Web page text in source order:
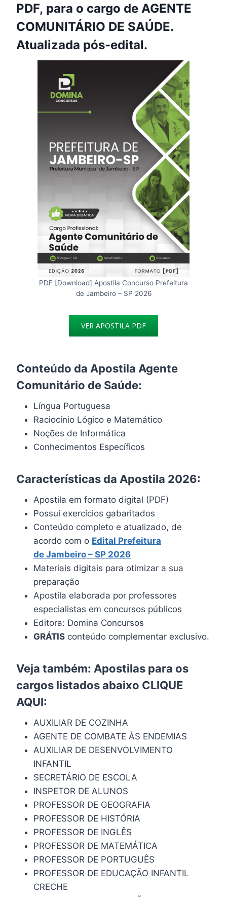
PDF, para o cargo de AGENTE
COMUNITÁRIO DE SAÚDE.
Atualizada pós-edital.
PDF [Download] Apostila Concurso Prefeitura
de Jambeiro – SP 2026
VER APOSTILA PDF
Conteúdo da Apostila Agente
Comunitário de Saúde:
Língua Portuguesa
Raciocínio Lógico e Matemático
Noções de Informática
Conhecimentos Específicos
Características da Apostila 2026:
Apostila em formato digital (PDF)
Possui exercícios gabaritados
Conteúdo completo e atualizado, de
acordo com o Edital Prefeitura
de Jambeiro – SP 2026
Materiais digitais para otimizar a sua
preparação
Apostila elaborada por professores
especialistas em concursos públicos
Editora: Domina Concursos
GRÁTIS conteúdo complementar exclusivo.
Veja também: Apostilas para os
cargos listados abaixo CLIQUE
AQUI:
AUXILIAR DE COZINHA
AGENTE DE COMBATE ÀS ENDEMIAS
AUXILIAR DE DESENVOLVIMENTO
INFANTIL
SECRETÁRIO DE ESCOLA
INSPETOR DE ALUNOS
PROFESSOR DE GEOGRAFIA
PROFESSOR DE HISTÓRIA
PROFESSOR DE INGLÊS
PROFESSOR DE MATEMÁTICA
PROFESSOR DE PORTUGUÊS
PROFESSOR DE EDUCAÇÃO INFANTIL
CRECHE